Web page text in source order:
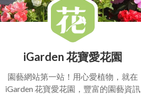
iGarden 花寶愛花園
園藝網站第一站！用心愛植物，就在
iGarden 花寶愛花園，豐富的園藝資訊